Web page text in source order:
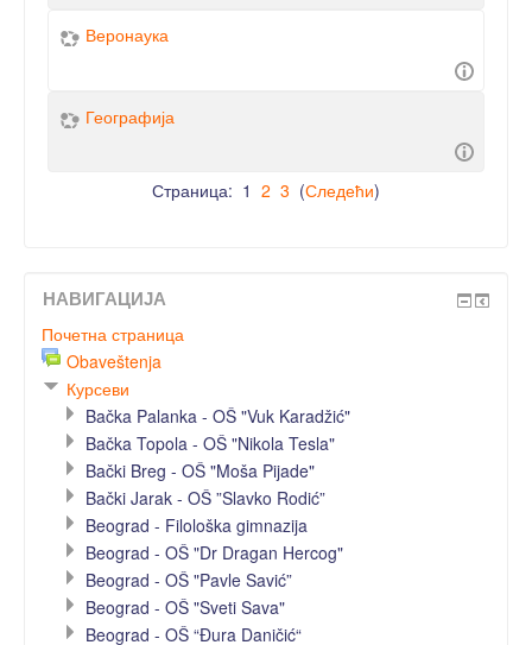
Веронаука
Географија
Страница: 1 2 3 (Следећи)
НАВИГАЦИЈА
Почетна страница
Obaveštenja
Курсеви
Bačka Palanka - OŠ "Vuk Karadžić"
Bačka Topola - OŠ "Nikola Tesla"
Bački Breg - OŠ "Moša Pijade"
Bački Jarak - OŠ ”Slavko Rodić”
Beograd - Filološka gimnazija
Beograd - OŠ "Dr Dragan Hercog"
Beograd - OŠ "Pavle Savić”
Beograd - OŠ "Sveti Sava"
Beograd - OŠ “Đura Daničić“